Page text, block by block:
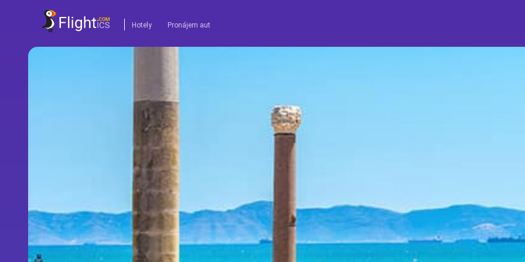
Hotely Pronájem aut